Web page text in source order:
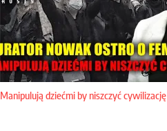
Manipulują dziećmi by niszczyć cywilizację